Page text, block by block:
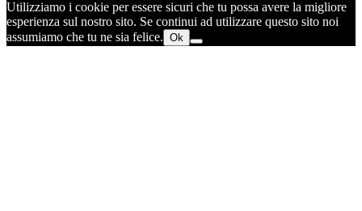
Utilizziamo i cookie per essere sicuri che tu possa avere la migliore
esperienza sul nostro sito. Se continui ad utilizzare questo sito noi
assumiamo che tu ne sia felice. Ok